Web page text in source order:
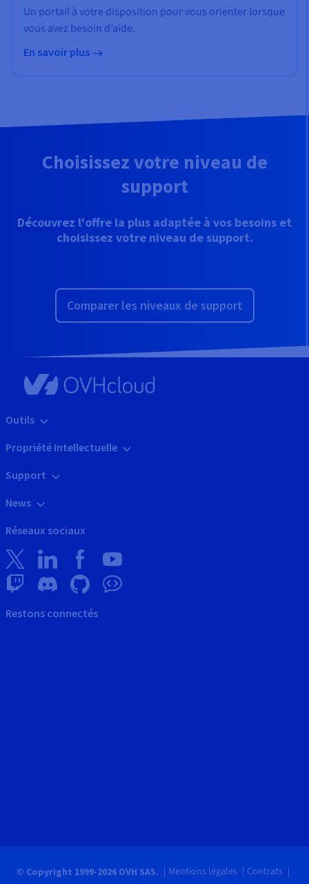
Un portail à votre disposition pour vous orienter lorsque
vous avez besoin d’aide.
En savoir plus
Choisissez votre niveau de
support
Découvrez l'offre la plus adaptée à vos besoins et
choisissez votre niveau de support.
Comparer les niveaux de support
Outils
Propriété Intellectuelle
Support
News
Réseaux sociaux
Restons connectés
© Copyright 1999-2026 OVH SAS. Mentions légales
Contrats